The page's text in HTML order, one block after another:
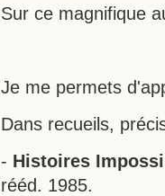
Sur ce magnifique
Je me permets
Dans recueils,
- Histoires
rééd. 1985.